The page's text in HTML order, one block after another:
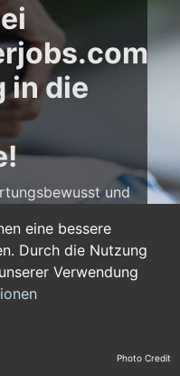
eine bessere
Durch die Nutzung
Verwendung
in die
und
richtig! Hier
Bereich
bis
und
Photo Credit